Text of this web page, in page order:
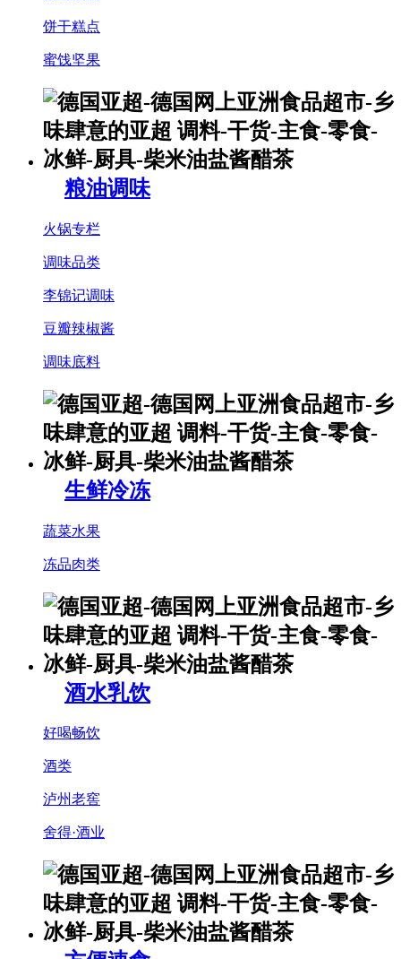
饼干糕点
蜜饯坚果
粮油调味
火锅专栏
调味品类
李锦记调味
豆瓣辣椒酱
调味底料
生鲜冷冻
蔬菜水果
冻品肉类
酒水乳饮
好喝畅饮
酒类
泸州老窖
舍得·酒业